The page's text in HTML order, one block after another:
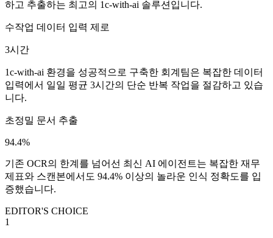
하고 추출하는 최고의 1c-with-ai 솔루션입니다.
수작업 데이터 입력 제로
3시간
1c-with-ai 환경을 성공적으로 구축한 회계팀은 복잡한 데이터
입력에서 일일 평균 3시간의 단순 반복 작업을 절감하고 있습
니다.
초정밀 문서 추출
94.4%
기존 OCR의 한계를 넘어선 최신 AI 에이전트는 복잡한 재무
제표와 스캔본에서도 94.4% 이상의 놀라운 인식 정확도를 입
증했습니다.
EDITOR'S CHOICE
1